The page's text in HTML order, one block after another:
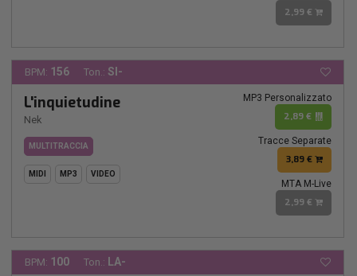
2,99 €
BPM: 156 Ton.: SI-
L'inquietudine
Nek
MULTITRACCIA
MIDI MP3 VIDEO
MP3 Personalizzato
2,89 €
Tracce Separate
3,89 €
MTA M-Live
2,99 €
BPM: 100 Ton.: LA-